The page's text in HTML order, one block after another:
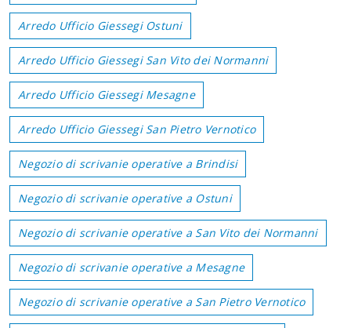
Arredo Ufficio Giessegi Ostuni
Arredo Ufficio Giessegi San Vito dei Normanni
Arredo Ufficio Giessegi Mesagne
Arredo Ufficio Giessegi San Pietro Vernotico
Negozio di scrivanie operative a Brindisi
Negozio di scrivanie operative a Ostuni
Negozio di scrivanie operative a San Vito dei Normanni
Negozio di scrivanie operative a Mesagne
Negozio di scrivanie operative a San Pietro Vernotico